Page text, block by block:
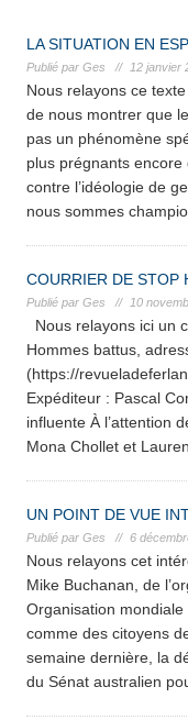
LA SITUATION EN
Publié par Ges // 12
Nous relayons ce
de nous montrer que
pas un phénomène
plus prégnants
contre l’idéologie de
nous sommes
COURRIER DE STOP
Publié par Ges // 10
Nous relayons ici un
Hommes battus,
(https://
Expéditeur : Pascal
influente À l’attention
Mona Chollet et
UN POINT DE VUE
Publié par Ges // 6
Nous relayons cet
Mike Buchanan, de
Organisation
comme des citoyens
semaine dernière, la
du Sénat australien